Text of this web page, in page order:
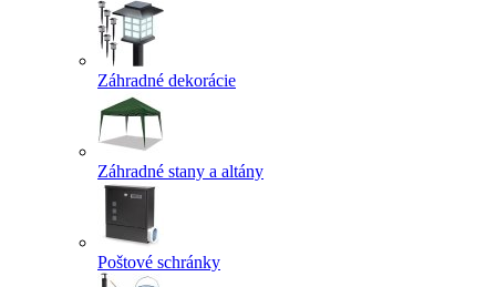
Záhradné dekorácie
Záhradné stany a altány
Poštové schránky